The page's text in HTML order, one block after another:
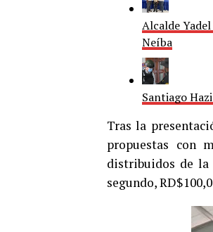
Alcalde
Neíba
Santiago
Tras la
propuestas con
distribuidos de la
segundo,